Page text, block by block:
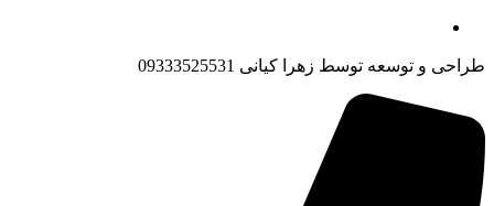
طراحی و توسعه توسط زهرا کیانی 09333525531